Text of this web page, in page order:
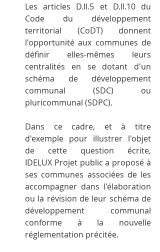
Les articles D.II.5 et D.II.10 du
Code du développement
territorial (CoDT) donnent
l'opportunité aux communes de
définir elles-mêmes leurs
centralités en se dotant d'un
schéma de développement
communal (SDC) ou
pluricommunal (SDPC).
Dans ce cadre, et à titre
d'exemple pour illustrer l'objet
de cette question écrite,
IDELUX Projet public a proposé à
ses communes associées de les
accompagner dans l'élaboration
ou la révision de leur schéma de
développement communal
conforme à la nouvelle
réglementation précitée.